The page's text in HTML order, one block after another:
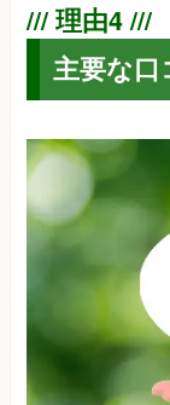
主要な